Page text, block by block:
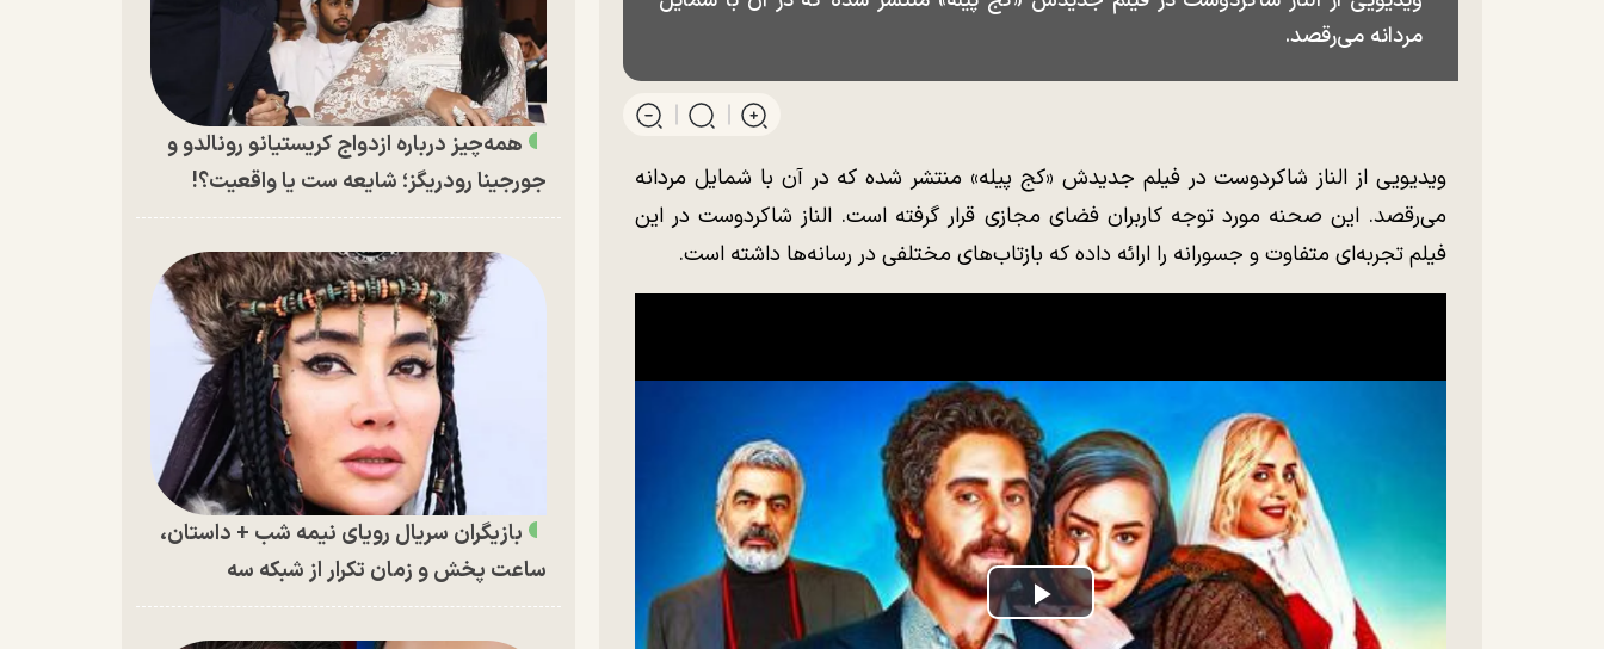
مردانه می‌رقصد.
ویدیویی از الناز شاکردوست در فیلم جدیدش «کج پیله» منتشر شده که در آن با شمایل مردانه
می‌رقصد. این صحنه مورد توجه کاربران فضای مجازی قرار گرفته است. الناز شاکردوست در این
فیلم تجربه‌ای متفاوت و جسورانه را ارائه داده که بازتاب‌های مختلفی در رسانه‌ها داشته است.
Play
همه‌چیز درباره ازدواج کریستیانو رونالدو و
جورجینا رودریگز؛ شایعه ست یا واقعیت؟!
بازیگران سریال رویای نیمه شب + داستان،
ساعت پخش و زمان تکرار از شبکه سه